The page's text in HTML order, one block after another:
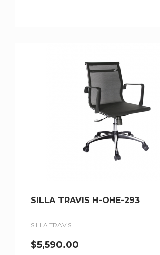
SILLA TRAVIS H-OHE-293
SILLA TRAVIS
$5,590.00